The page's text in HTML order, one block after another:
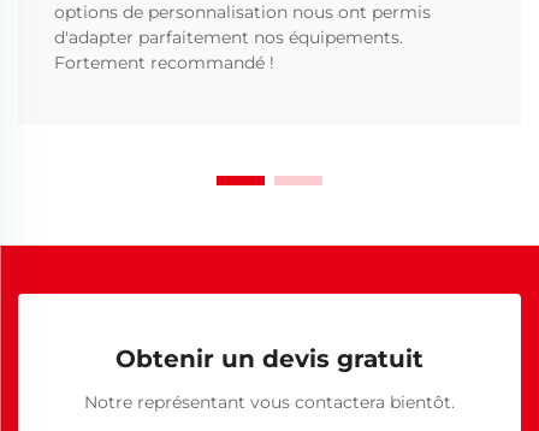
options de personnalisation nous ont permis
d'adapter parfaitement nos équipements.
Fortement recommandé !
Obtenir un devis gratuit
Notre représentant vous contactera bientôt.